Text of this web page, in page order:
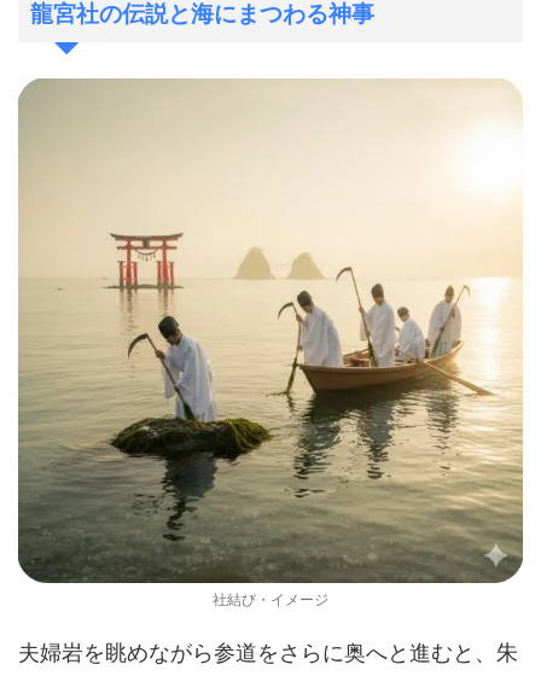
龍宮社の伝説と海にまつわる神事
社結び・イメージ
夫婦岩を眺めながら参道をさらに奥へと進むと、朱